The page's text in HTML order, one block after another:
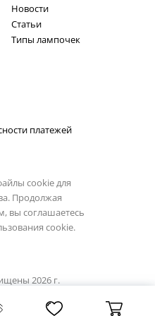
Новости
Статьи
Типы лампочек
платежей
cookie для
Продолжая
вы соглашаетесь
cookie.
2026 г.